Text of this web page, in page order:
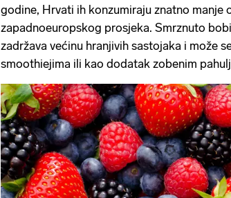
godine, Hrvati ih konzumiraju znatno manje
zapadnoeuropskog prosjeka. Smrznuto
zadržava većinu hranjivih sastojaka i može
smoothiejima ili kao dodatak zobenim